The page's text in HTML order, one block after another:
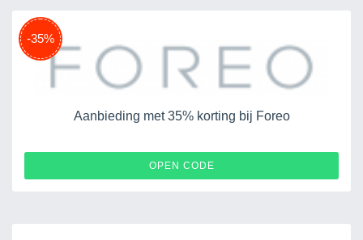
-35%
Aanbieding met 35% korting bij Foreo
OPEN CODE